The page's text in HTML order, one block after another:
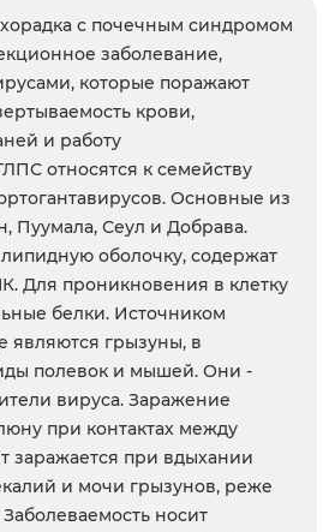
с почечным синдромом
заболевание,
которые поражают
крови,
и работу
относятся к семейству
Основные из
Пуумала, Сеул и Добрава.
оболочку, содержат
Для проникновения в клетку
белки. Источником
являются грызуны, в
полевок и мышей. Они -
вируса. Заражение
при контактах между
заражается при вдыхании
и мочи грызунов, реже
носит